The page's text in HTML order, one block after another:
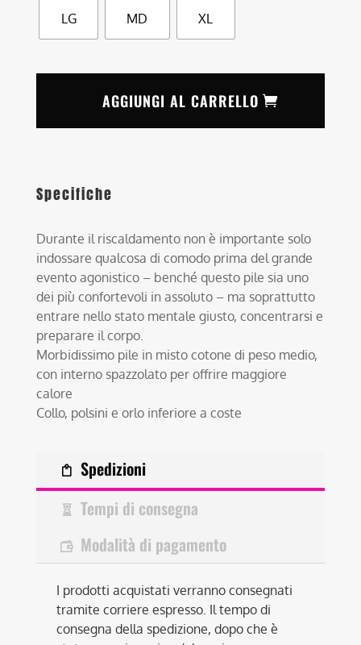
LG MD XL
AGGIUNGI AL CARRELLO
Specifiche
Durante il riscaldamento non è importante solo
indossare qualcosa di comodo prima del grande
evento agonistico – benché questo pile sia uno
dei più confortevoli in assoluto – ma soprattutto
entrare nello stato mentale giusto, concentrarsi e
preparare il corpo.
Morbidissimo pile in misto cotone di peso medio,
con interno spazzolato per offrire maggiore
calore
Collo, polsini e orlo inferiore a coste
Spedizioni
Tempi di consegna
Modalità di pagamento
I prodotti acquistati verranno consegnati
tramite corriere espresso. Il tempo di
consegna della spedizione, dopo che è